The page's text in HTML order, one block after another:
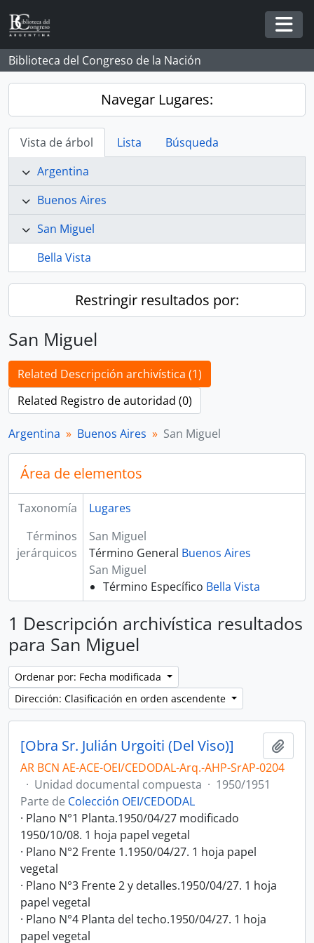
Skip to main content
Biblioteca del Congreso de la Nación
Navegar Lugares:
Vista de árbol Lista
Búsqueda
Argentina
Buenos Aires
San Miguel
Bella Vista
Restringir resultados por:
San Miguel
Related Descripción archivística (1)
Related Registro de autoridad (0)
Argentina Buenos Aires San Miguel
Área de elementos
Taxonomía
Lugares
Términos
jerárquicos
San Miguel
Término General Buenos Aires
San Miguel
Término Específico Bella Vista
1 Descripción archivística resultados
para San Miguel
Ordenar por: Fecha modificada
Dirección: Clasificación en orden ascendente
[Obra Sr. Julián Urgoiti (Del Viso)]
AR BCN AE-ACE-OEI/CEDODAL-Arq.-AHP-SrAP-0204
· Unidad documental compuesta · 1950/1951
Parte de Colección OEI/CEDODAL
· Plano N°1 Planta.1950/04/27 modificado
1950/10/08. 1 hoja papel vegetal
· Plano N°2 Frente 1.1950/04/27. 1 hoja papel
vegetal
· Plano N°3 Frente 2 y detalles.1950/04/27. 1 hoja
papel vegetal
· Plano N°4 Planta del techo.1950/04/27. 1 hoja
papel vegetal